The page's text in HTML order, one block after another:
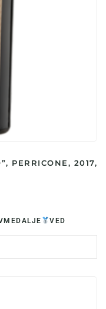
PERRICONE, 2017,
VED